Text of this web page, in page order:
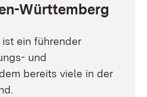
Württemberg
ein führender
und
bereits viele in der